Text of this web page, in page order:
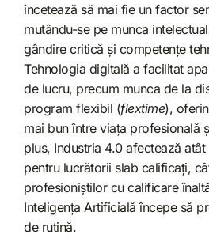
încetează să mai fie un factor
mutându-se pe munca
gândire critică și competențe
Tehnologia digitală a facilitat
de lucru, precum munca de la
program flexibil (flextime),
mai bun între viața profesională
plus, Industria 4.0 afectează
pentru lucrătorii slab calificați,
profesioniștilor cu calificare
Inteligența Artificială începe să
de rutină.